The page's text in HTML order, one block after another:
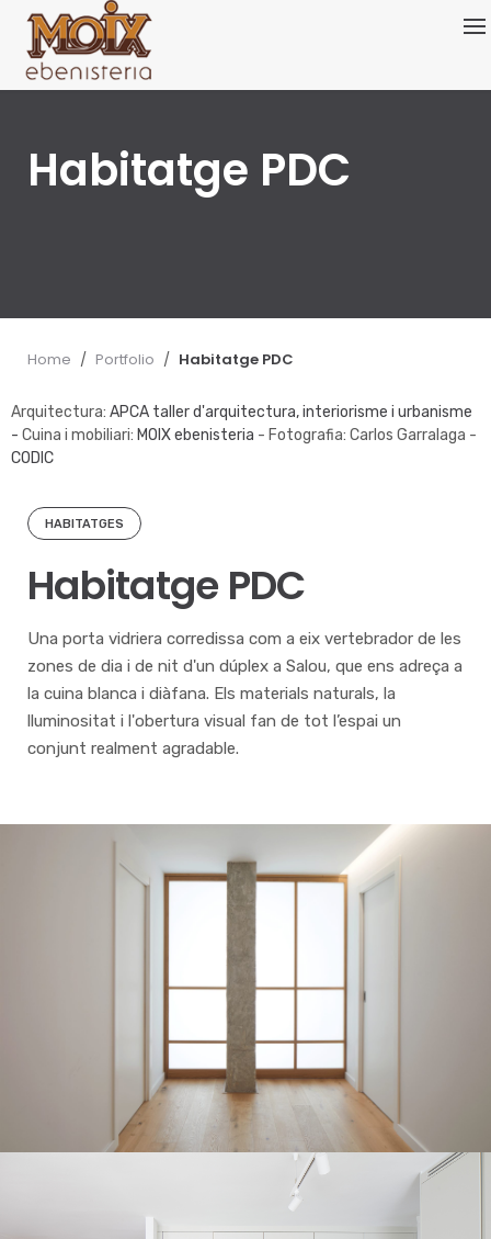
content
Habitatge PDC
Home / Portfolio / Habitatge PDC
Arquitectura: APCA taller d'arquitectura, interiorisme i urbanisme
- Cuina i mobiliari: MOIX ebenisteria - Fotografia: Carlos Garralaga -
CODIC
HABITATGES
Habitatge PDC
Una porta vidriera corredissa com a eix vertebrador de les
zones de dia i de nit d'un dúplex a Salou, que ens adreça a
la cuina blanca i diàfana. Els materials naturals, la
lluminositat i l'obertura visual fan de tot l’espai un
conjunt realment agradable.